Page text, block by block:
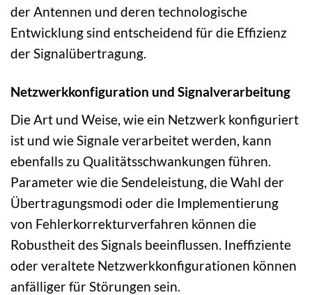
der Antennen und deren technologische
Entwicklung sind entscheidend für die Effizienz
der Signalübertragung.
Netzwerkkonfiguration und Signalverarbeitung
Die Art und Weise, wie ein Netzwerk konfiguriert
ist und wie Signale verarbeitet werden, kann
ebenfalls zu Qualitätsschwankungen führen.
Parameter wie die Sendeleistung, die Wahl der
Übertragungsmodi oder die Implementierung
von Fehlerkorrekturverfahren können die
Robustheit des Signals beeinflussen. Ineffiziente
oder veraltete Netzwerkkonfigurationen können
anfälliger für Störungen sein.